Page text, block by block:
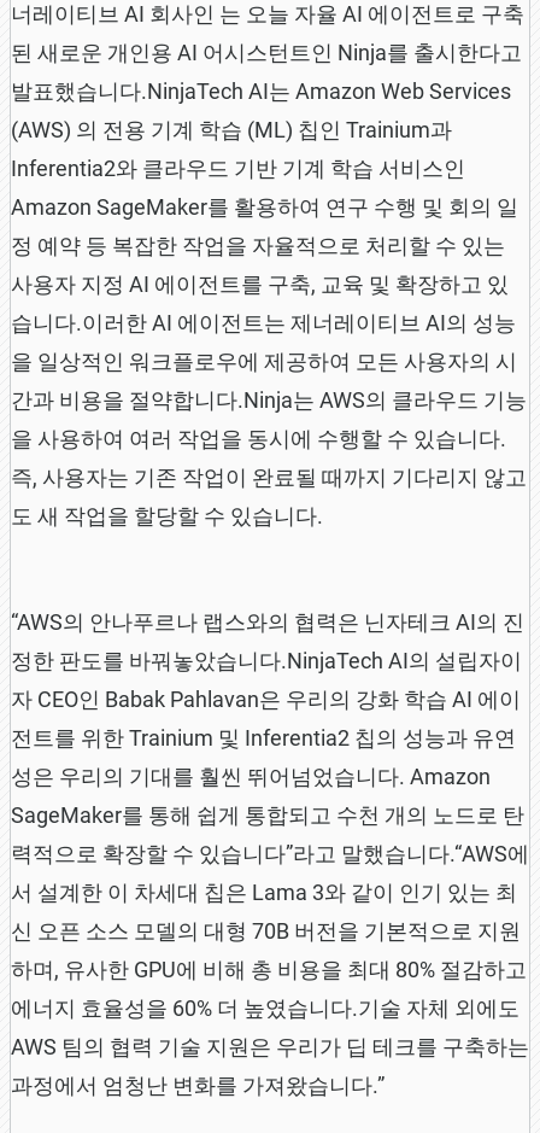
너레이티브 AI 회사인 는 오늘 자율 AI 에이전트로 구축
된 새로운 개인용 AI 어시스턴트인 Ninja를 출시한다고
발표했습니다.NinjaTech AI는 Amazon Web Services
(AWS) 의 전용 기계 학습 (ML) 칩인 Trainium과
Inferentia2와 클라우드 기반 기계 학습 서비스인
Amazon SageMaker를 활용하여 연구 수행 및 회의 일
정 예약 등 복잡한 작업을 자율적으로 처리할 수 있는
사용자 지정 AI 에이전트를 구축, 교육 및 확장하고 있
습니다.이러한 AI 에이전트는 제너레이티브 AI의 성능
을 일상적인 워크플로우에 제공하여 모든 사용자의 시
간과 비용을 절약합니다.Ninja는 AWS의 클라우드 기능
을 사용하여 여러 작업을 동시에 수행할 수 있습니다.
즉, 사용자는 기존 작업이 완료될 때까지 기다리지 않고
도 새 작업을 할당할 수 있습니다.
“AWS의 안나푸르나 랩스와의 협력은 닌자테크 AI의 진
정한 판도를 바꿔놓았습니다.NinjaTech AI의 설립자이
자 CEO인 Babak Pahlavan은 우리의 강화 학습 AI 에이
전트를 위한 Trainium 및 Inferentia2 칩의 성능과 유연
성은 우리의 기대를 훨씬 뛰어넘었습니다. Amazon
SageMaker를 통해 쉽게 통합되고 수천 개의 노드로 탄
력적으로 확장할 수 있습니다”라고 말했습니다.“AWS에
서 설계한 이 차세대 칩은 Lama 3와 같이 인기 있는 최
신 오픈 소스 모델의 대형 70B 버전을 기본적으로 지원
하며, 유사한 GPU에 비해 총 비용을 최대 80% 절감하고
에너지 효율성을 60% 더 높였습니다.기술 자체 외에도
AWS 팀의 협력 기술 지원은 우리가 딥 테크를 구축하는
과정에서 엄청난 변화를 가져왔습니다.”